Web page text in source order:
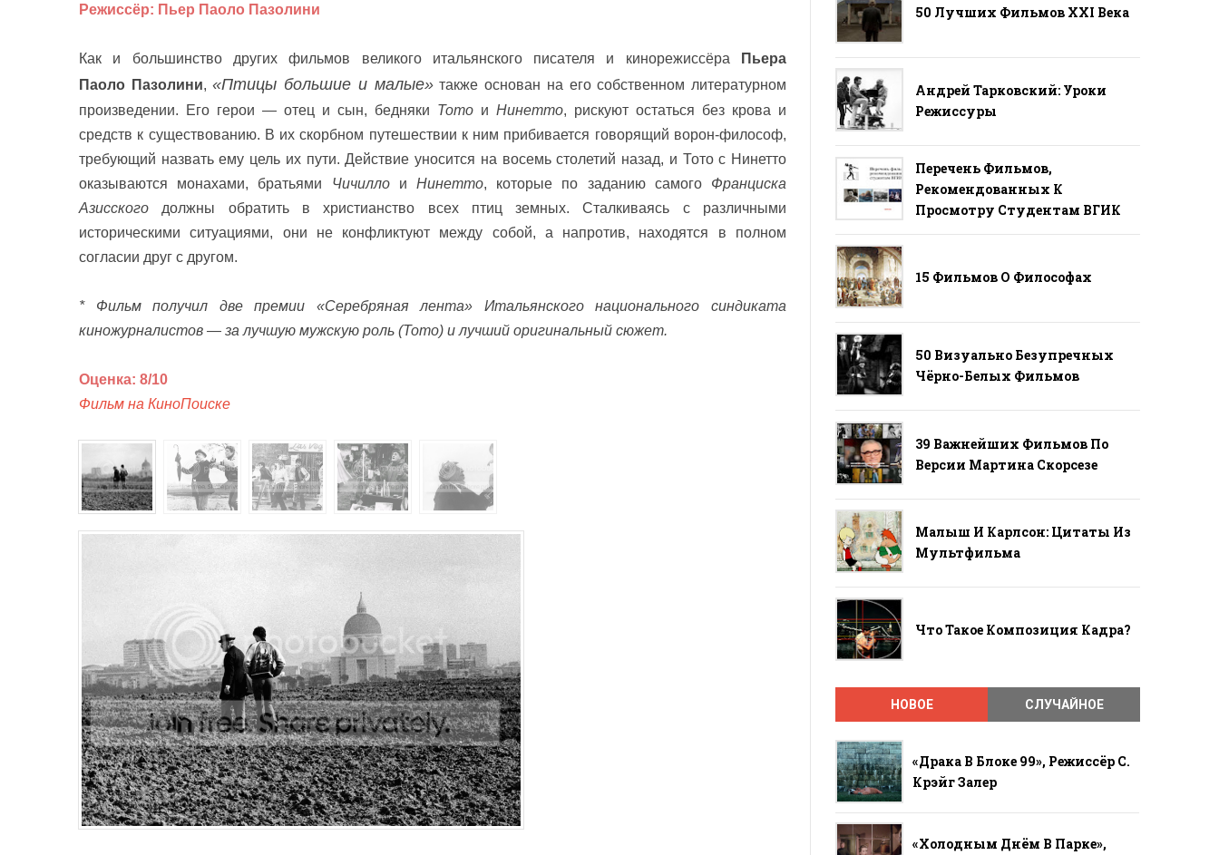
Режиссёр: Пьер Паоло Пазолини
Как и большинство других фильмов великого итальянского писателя и кинорежиссёра
Пьера
Паоло Пазолини,«Птицы большие и малые»также основан на его собственном литературном
произведении. Его герои — отец и сын, бедняки Тото и Нинетто, рискуют остаться без крова и
средств к существованию. В их скорбном путешествии к ним прибивается говорящий ворон-философ,
требующий назвать ему цель их пути. Действие уносится на восемь столетий назад, и Тото с Нинетто
оказываются монахами, братьями ЧичиллоиНинетто, которые по заданию самого Франциска
Азисского должны обратить в христианство всех птиц земных. Сталкиваясь с различными
историческими ситуациями, они не конфликтуют между собой, а напротив, находятся в полном
согласии друг с другом.
* Фильм получил две премии «Серебряная лента» Итальянского национального синдиката
киножурналистов — за лучшую мужскую роль (Тото) и лучший оригинальный сюжет.
Оценка: 8/10
Фильм на КиноПоиске
50 Лучших Фильмов ХХI Века
Андрей Тарковский: Уроки
Режиссуры
Перечень Фильмов,
Рекомендованных К
Просмотру Студентам ВГИК
15 Фильмов О Философах
50 Визуально Безупречных
Чёрно-Белых Фильмов
39 Важнейших Фильмов По
Версии Мартина Скорсезе
Малыш И Карлсон: Цитаты Из
Мультфильма
Что Такое Композиция Кадра?
НОВОЕ СЛУЧАЙНОЕ
«Драка В Блоке 99», Режиссёр С.
Крэйг Залер
«Холодным Днём В Парке»,